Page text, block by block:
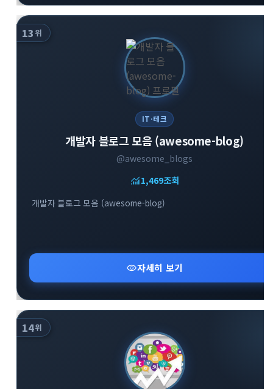
13 위
IT·테크
개발자 블로그 모음 (awesome-blog)
@awesome_blogs
monitoring1,469조회
개발자 블로그 모음 (awesome-blog)
visibility자세히 보기
14위